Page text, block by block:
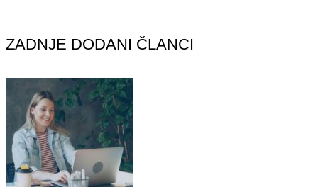
ZADNJE DODANI ČLANCI